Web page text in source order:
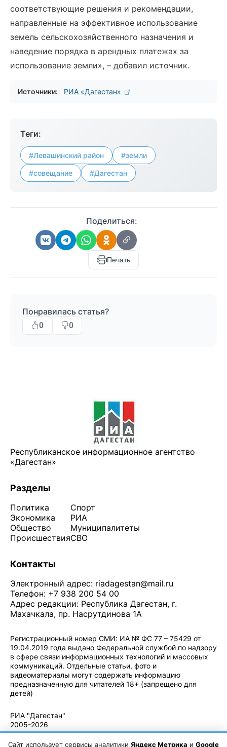
соответствующие решения и рекомендации,
направленные на эффективное использование
земель сельскохозяйственного назначения и
наведение порядка в арендных платежах за
использование земли», – добавил источник.
Источники: РИА «Дагестан»
Теги:
#Левашинский район #земли
#совещание #Дагестан
Поделиться:
Печать
Понравилась статья?
0 0
Республиканское информационное агентство
«Дагестан»
Разделы
Политика
Экономика
Общество
Происшествия
Спорт
РИА
Муниципалитеты
СВО
Контакты
Электронный адрес: riadagestan@mail.ru
Телефон: +7 938 200 54 00
Адрес редакции: Республика Дагестан, г.
Махачкала, пр. Насрутдинова 1А
Регистрационный номер СМИ: ИА № ФС 77 – 75429 от
19.04.2019 года выдано Федеральной службой по надзору
в сфере связи информационных технологий и массовых
коммуникаций. Отдельные статьи, фото и
видеоматериалы могут содержать информацию
предназначенную для читателей 18+ (запрещено для
детей)
РИА "Дагестан"
2005-2026
© - Правила
использования
Сайт использует сервисы аналитики Яндекс Метрика и Google